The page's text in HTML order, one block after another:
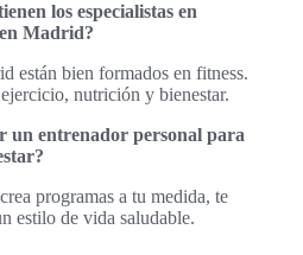
los especialistas en
Madrid?
están bien formados en fitness.
nutrición y bienestar.
un entrenador personal para
programas a tu medida, te
estilo de vida saludable.